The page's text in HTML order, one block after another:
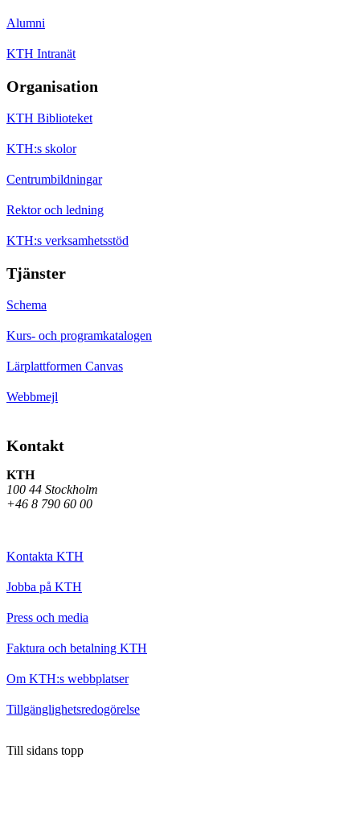
Alumni
KTH Intranät
Organisation
KTH Biblioteket
KTH:s skolor
Centrumbildningar
Rektor och ledning
KTH:s verksamhetsstöd
Tjänster
Schema
Kurs- och programkatalogen
Lärplattformen Canvas
Webbmejl
Kontakt
KTH
100 44 Stockholm
+46 8 790 60 00
Kontakta KTH
Jobba på KTH
Press och media
Faktura och betalning KTH
Om KTH:s webbplatser
Tillgänglighetsredogörelse
Till sidans topp